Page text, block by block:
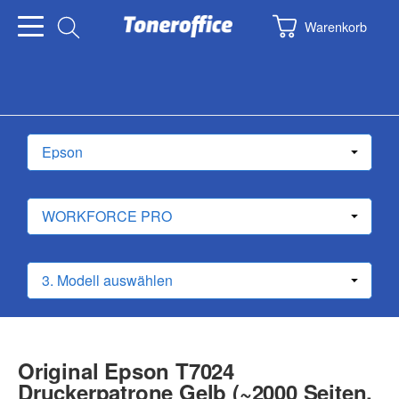
Warenkorb
Original Epson T7024
Druckerpatrone Gelb (~2000 Seiten,